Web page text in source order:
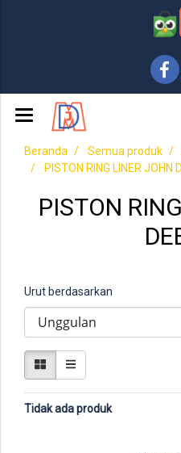
Beranda Semua produk
PISTON RING LINER JOHN
PISTON
Urut berdasarkan
Tidak ada produk